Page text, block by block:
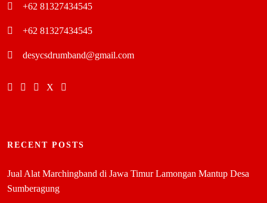
+62 81327434545
+62 81327434545
desycsdrumband@gmail.com
RECENT POSTS
Jual Alat Marchingband di Jawa Timur Lamongan Mantup Desa
Sumberagung